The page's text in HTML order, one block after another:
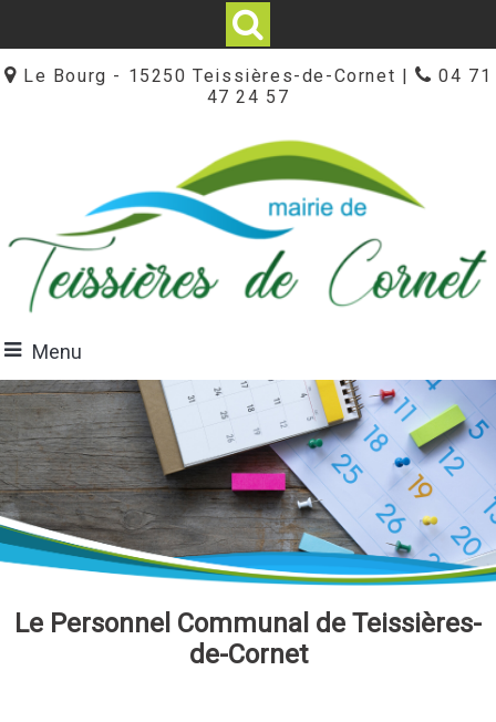
Le Bourg - 15250 Teissières-de-Cornet |
04 71
47 24 57
Menu
Le Personnel Communal de Teissières-
de-Cornet